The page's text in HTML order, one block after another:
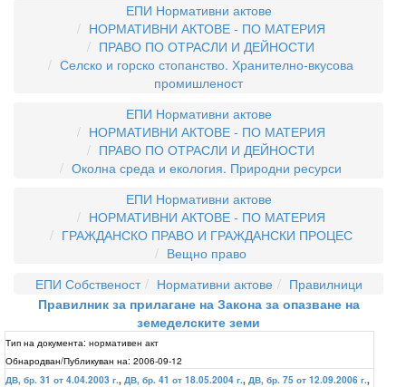
ЕПИ Нормативни актове
НОРМАТИВНИ АКТОВЕ - ПО МАТЕРИЯ
ПРАВО ПО ОТРАСЛИ И ДЕЙНОСТИ
Селско и горско стопанство. Хранително-вкусова
промишленост
ЕПИ Нормативни актове
НОРМАТИВНИ АКТОВЕ - ПО МАТЕРИЯ
ПРАВО ПО ОТРАСЛИ И ДЕЙНОСТИ
Околна среда и екология. Природни ресурси
ЕПИ Нормативни актове
НОРМАТИВНИ АКТОВЕ - ПО МАТЕРИЯ
ГРАЖДАНСКО ПРАВО И ГРАЖДАНСКИ ПРОЦЕС
Вещно право
ЕПИ Собственост
Нормативни актове
Правилници
Правилник за прилагане на Закона за опазване на
земеделските земи
Тип на документа: нормативен акт
Обнародван/Публикуван на: 2006-09-12
ДВ, бр. 31 от 4.04.2003 г., ДВ, бр. 41 от 18.05.2004 г., ДВ, бр. 75 от 12.09.2006 г.,